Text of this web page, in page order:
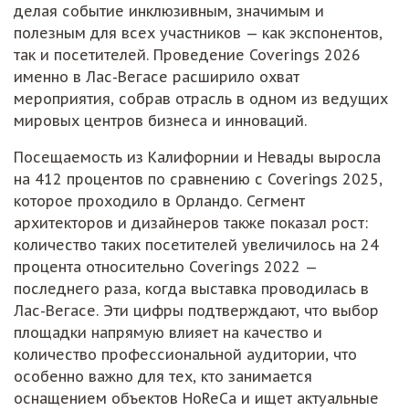
делая событие инклюзивным, значимым и
полезным для всех участников — как экспонентов,
так и посетителей. Проведение Coverings 2026
именно в Лас-Вегасе расширило охват
мероприятия, собрав отрасль в одном из ведущих
мировых центров бизнеса и инноваций.
Посещаемость из Калифорнии и Невады выросла
на 412 процентов по сравнению с Coverings 2025,
которое проходило в Орландо. Сегмент
архитекторов и дизайнеров также показал рост:
количество таких посетителей увеличилось на 24
процента относительно Coverings 2022 —
последнего раза, когда выставка проводилась в
Лас-Вегасе. Эти цифры подтверждают, что выбор
площадки напрямую влияет на качество и
количество профессиональной аудитории, что
особенно важно для тех, кто занимается
оснащением объектов HoReCa и ищет актуальные